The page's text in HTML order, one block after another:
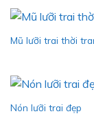
Mũ lưỡi trai thời
Nón lưỡi trai đẹp